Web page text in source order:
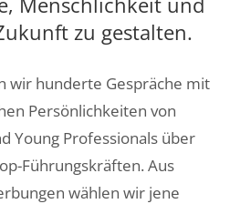
zu gestalten.
wir hunderte Gespräche mit
Persönlichkeiten von
Young Professionals über
Führungskräften. Aus
wählen wir jene